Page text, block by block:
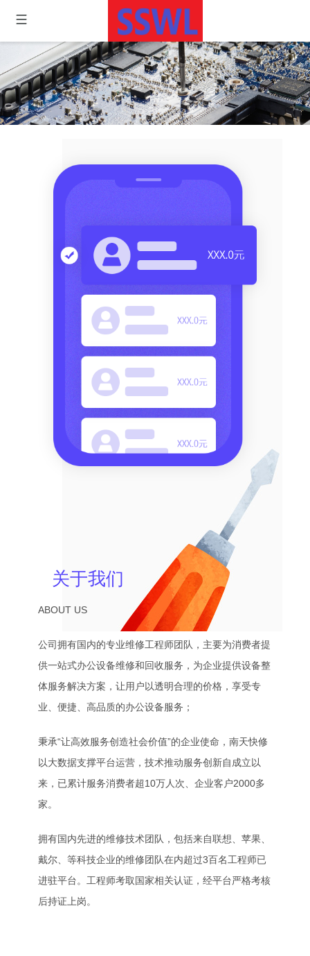
关于我们
ABOUT US
公司拥有国内的专业维修工程师团队，主要为消费者提
供一站式办公设备维修和回收服务，为企业提供设备整
体服务解决方案，让用户以透明合理的价格，享受专
业、便捷、高品质的办公设备服务；
秉承“让高效服务创造社会价值”的企业使命，南天快修
以大数据支撑平台运营，技术推动服务创新自成立以
来，已累计服务消费者超10万人次、企业客户2000多
家。
拥有国内先进的维修技术团队，包括来自联想、苹果、
戴尔、等科技企业的维修团队在内超过3百名工程师已
进驻平台。工程师考取国家相关认证，经平台严格考核
后持证上岗。